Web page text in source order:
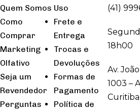
Quem Somos
Como
Comprar
Marketing
Olfativo
Seja um
Revendedor
Perguntas
Uso
Frete e
Entrega
Trocas e
Devoluções
Formas de
Pagamento
Política de
(41)
18h00
Av.
1003 –
Curitiba